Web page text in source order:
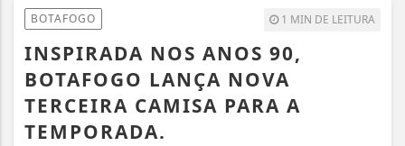
BOTAFOGO 1 MIN DE LEITURA
INSPIRADA NOS ANOS 90,
BOTAFOGO LANÇA NOVA
TERCEIRA CAMISA PARA A
TEMPORADA.